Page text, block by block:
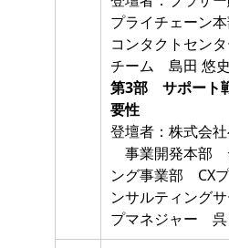
プライチェーン
コンタクトセン
チーム 島田 悠
第3部 サポート
要性
登壇者：株式会
事業開発本部
ング事業部 CX
ンサルティング
プマネジャー 呉